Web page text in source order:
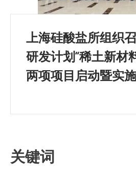
上海硅酸盐所组织
研发计划“稀土新材
两项项目启动暨实
关键词